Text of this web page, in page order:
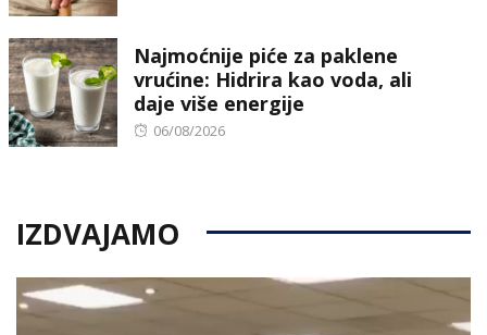
Najmoćnije piće za paklene
vrućine: Hidrira kao voda, ali
daje više energije
Posted
06/08/2026
IZDVAJAMO